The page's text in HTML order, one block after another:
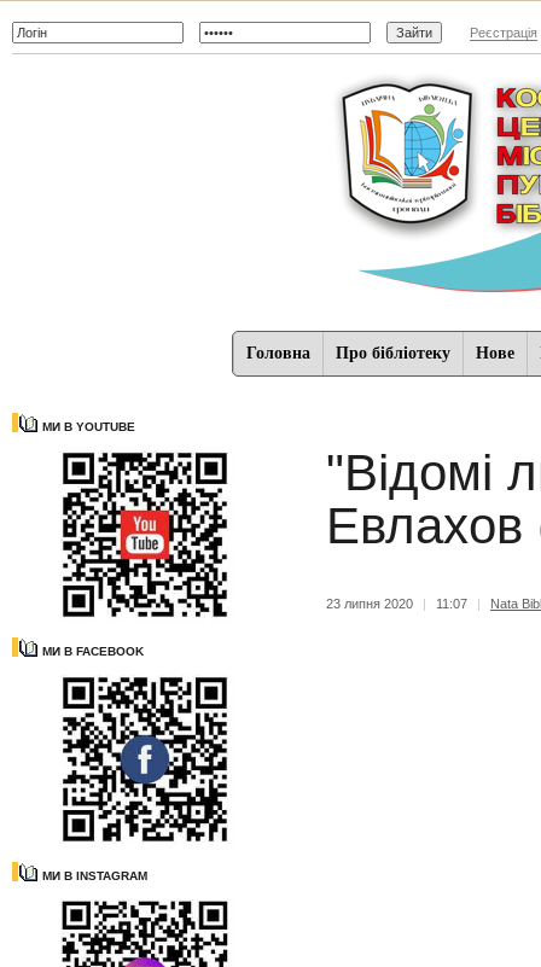
Реєстрація
Головна Про бібліотеку Нове
МИ В YOUTUBE
МИ В FACEBOOK
МИ В INSTAGRAM
"Відомі
Евлахов
23 липня 2020 | 11:07 | Nata